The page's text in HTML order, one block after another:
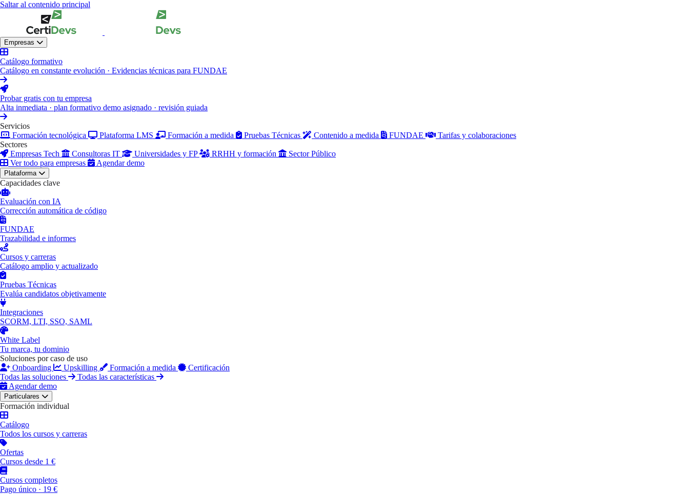
Saltar al contenido principal
Empresas
Catálogo formativo
Catálogo en constante evolución · Evidencias técnicas para FUNDAE
Probar gratis con tu empresa
Alta inmediata · plan formativo demo asignado · revisión guiada
Servicios
Formación tecnológica
Plataforma LMS Formación a medida Pruebas Técnicas Contenido a medida FUNDAE
Tarifas y colaboraciones
Sectores
Empresas Tech
Consultoras IT Universidades y FP RRHH y formación
Sector Público
Ver todo para empresas
Agendar demo
Plataforma
Capacidades clave
Evaluación con IA
Corrección automática de código
FUNDAE
Trazabilidad e informes
Cursos y carreras
Catálogo amplio y actualizado
Pruebas Técnicas
Evalúa candidatos objetivamente
Integraciones
SCORM, LTI, SSO, SAML
White Label
Tu marca, tu dominio
Soluciones por caso de uso
Onboarding
Upskilling Formación a medida
Certificación
Todas las soluciones
Todas las características
Agendar demo
Particulares
Formación individual
Catálogo
Todos los cursos y carreras
Ofertas
Cursos desde 1 €
Cursos completos
Pago único · 19 €